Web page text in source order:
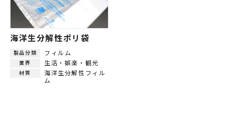
海洋生分解性ポリ袋
製品分類 フィルム
業界 生活・娯楽・観光
材質
海洋生分解性フィル
ム